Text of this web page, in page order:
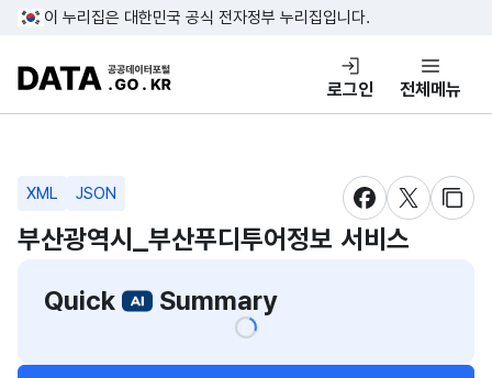
콘텐츠 바로가기
푸터 바로가기
이 누리집은 대한민국 공식 전자정부 누리집입니다.
DATA.GO.KR 공공데이터포털
로그인 전체메뉴
XML JSON
새창 열림새창 열림
새창
부산광역시_부산푸디투어정보 서비스
Quick
Summary